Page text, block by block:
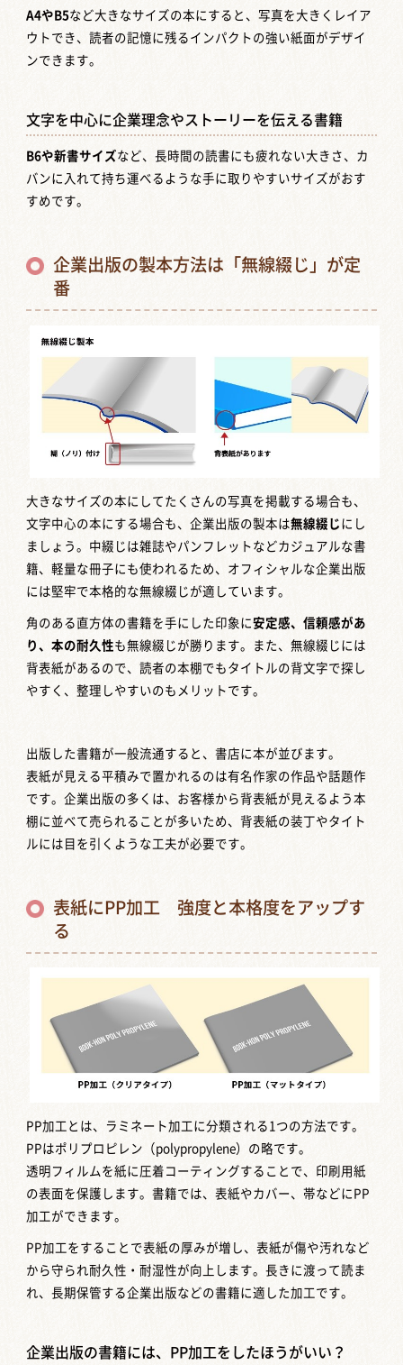
A4やB5など大きなサイズの本にすると、写真を大きくレイア
ウトでき、読者の記憶に残るインパクトの強い紙面がデザイ
ンできます。
文字を中心に企業理念やストーリーを伝える書籍
B6や新書サイズなど、長時間の読書にも疲れない大きさ、カ
バンに入れて持ち運べるような手に取りやすいサイズがおす
すめです。
企業出版の製本方法は「無線綴じ」が定
番
大きなサイズの本にしてたくさんの写真を掲載する場合も、
文字中心の本にする場合も、企業出版の製本は無線綴じ にし
ましょう。中綴じは雑誌やパンフレットなどカジュアルな書
籍、軽量な冊子にも使われるため、オフィシャルな企業出版
には堅牢で本格的な無線綴じが適しています。
角のある直方体の書籍を手にした印象に安定感、信頼感があ
り、本の耐久性も無線綴じが勝ります。また、無線綴じには
背表紙があるので、読者の本棚でもタイトルの背文字で探し
やすく、整理しやすいのもメリットです。
出版した書籍が一般流通すると、書店に本が並びます。
表紙が見える平積みで置かれるのは有名作家の作品や話題作
です。企業出版の多くは、お客様から背表紙が見えるよう本
棚に並べて売られることが多いため、背表紙の装丁やタイト
ルには目を引くような工夫が必要です。
表紙にPP加工 強度と本格度をアップす
る
PP加工とは、ラミネート加工に分類される1つの方法です。
PPはポリプロピレン（polypropylene）の略です。
透明フィルムを紙に圧着コーティングすることで、印刷用紙
の表面を保護します。書籍では、表紙やカバー、帯などにPP
加工ができます。
PP加工をすることで表紙の厚みが増し、表紙が傷や汚れなど
から守られ耐久性・耐湿性が向上します。長きに渡って読ま
れ、長期保管する企業出版などの書籍に適した加工です。
企業出版の書籍には、PP加工をしたほうがいい？